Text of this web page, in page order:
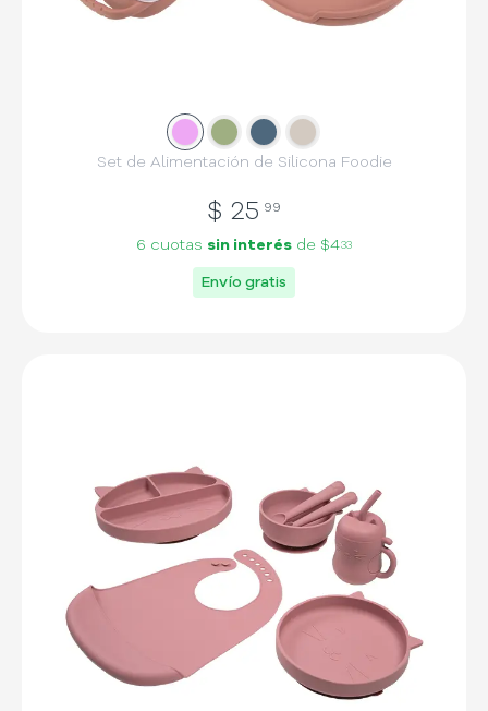
Slide 1
Slide 2
Slide 3
Slide
Set de Alimentación de Silicona Foodie
$ 25 99
6 cuotas sin interés de $433
Envío gratis